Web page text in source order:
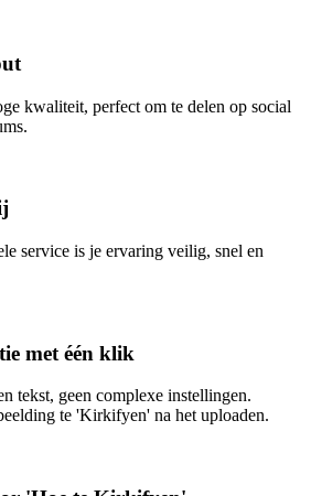
kwaliteit, perfect om te delen op social
service is je ervaring veilig, snel en
met één klik
tekst, geen complexe instellingen.
te 'Kirkifyen' na het uploaden.